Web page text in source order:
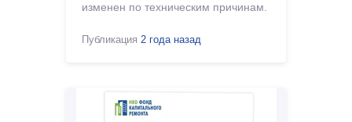
изменен по техническим причинам.
Публикация 2 года назад